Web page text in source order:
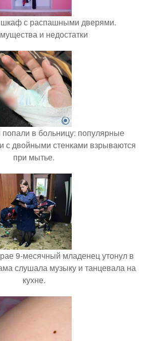
с распашными дверями.
и недостатки
в больницу: популярные
с двойными стенками взрываются
при мытье.
9-месячный младенец утонул в
слушала музыку и танцевала на
кухне.